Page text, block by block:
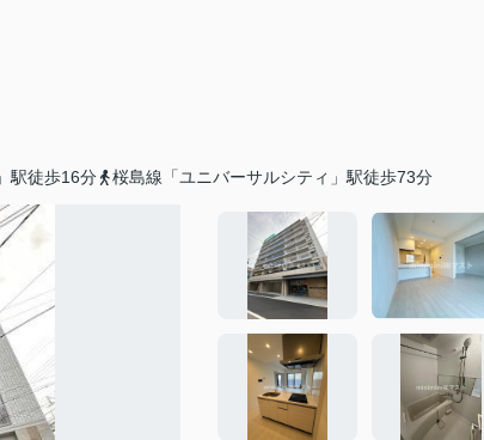
駅徒歩16分 桜島線「ユニバーサルシティ」駅徒歩73分